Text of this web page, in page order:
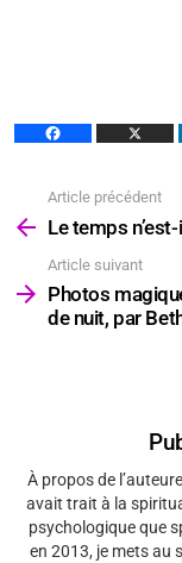
plus
Article précédent
Le temps
Article suivant
Photos
de nuit, par
À propos de
avait trait à la
psychologique que
en 2013, je mets au